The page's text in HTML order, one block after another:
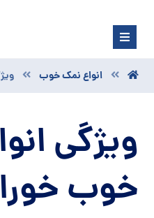
انواع نمک خوب
ویژگی
خوب